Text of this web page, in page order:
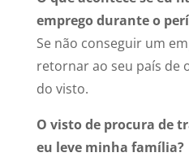
emprego durante o
Se não conseguir um
retornar ao seu país de
do visto.
O visto de procura de
eu leve minha família?